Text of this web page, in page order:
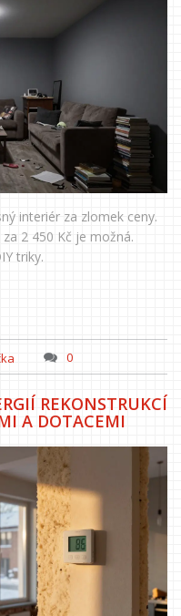
interiér za zlomek ceny.
2 450 Kč je možná.
triky.
0
REKONSTRUKCÍ
A DOTACEMI